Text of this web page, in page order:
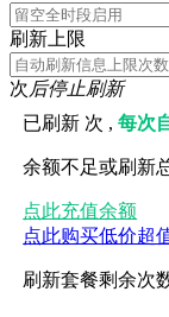
刷新上限
次后停止刷新
已刷新 次 ,每次
余额不足或刷新
点此充值余额
点此购买低价超
刷新套餐剩余次